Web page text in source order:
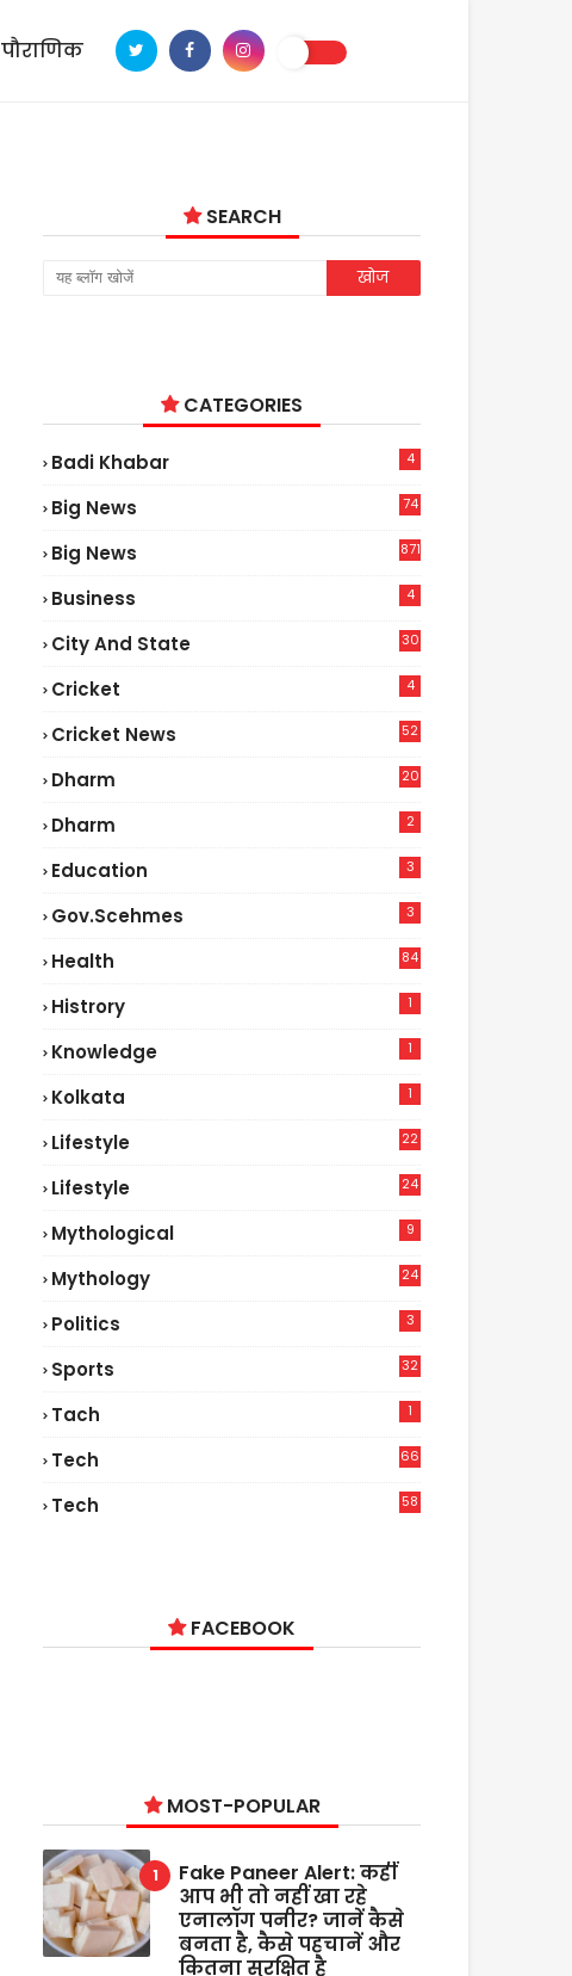
पौराणिक
SEARCH
CATEGORIES
Badi Khabar 4
Big News
74
Big News 871
Business 4
City And State 30
Cricket 4
Cricket News
52
Dharm 20
Dharm 2
Education 3
Gov.scehmes 3
Health
84
Histrory 1
Knowledge 1
Kolkata 1
Lifestyle
22
Lifestyle
24
Mythological 9
Mythology 24
Politics 3
Sports 32
Tach 1
Tech
66
Tech
58
FACEBOOK
MOST-POPULAR
Fake Paneer Alert: कहीं
आप भी तो नहीं खा रहे
एनालॉग पनीर? जानें कैसे
बनता है, कैसे पहचानें और
कितना सुरक्षित है